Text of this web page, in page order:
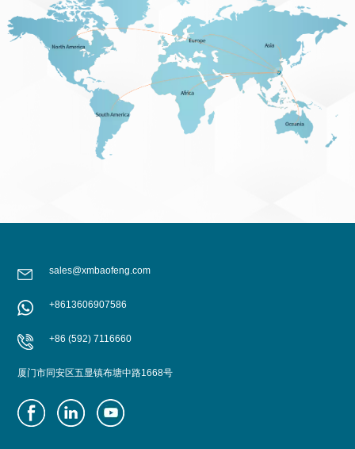
sales@xmbaofeng.com
+8613606907586
+86 (592) 7116660
厦门市同安区五显镇布塘中路1668号